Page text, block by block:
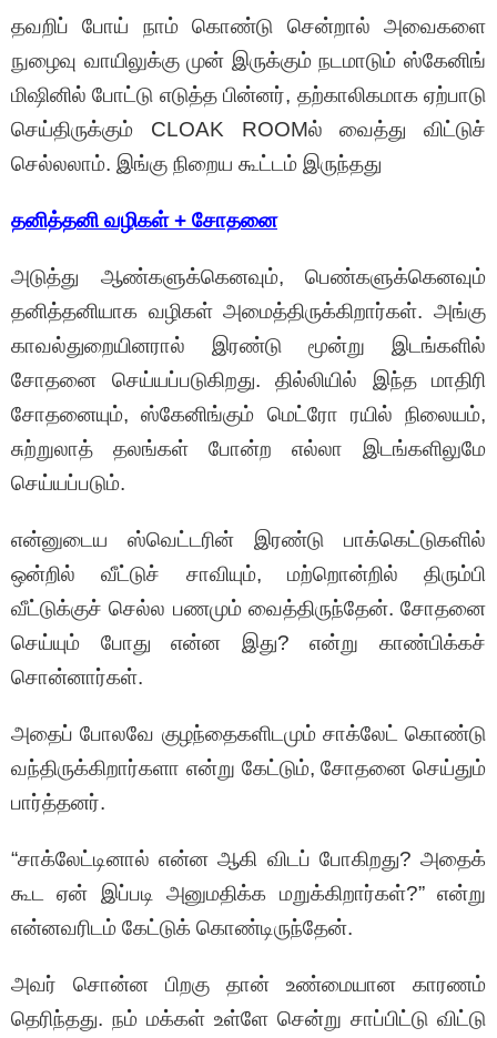
தவறிப் போய் நாம் கொண்டு சென்றால் அவைகளை
நுழைவு வாயிலுக்கு முன் இருக்கும் நடமாடும் ஸ்கேனிங்
மிஷினில் போட்டு எடுத்த பின்னர், தற்காலிகமாக ஏற்பாடு
செய்திருக்கும் CLOAK ROOMல் வைத்து விட்டுச்
செல்லலாம். இங்கு நிறைய கூட்டம் இருந்தது
தனித்தனி வழிகள் + சோதனை
அடுத்து ஆண்களுக்கெனவும், பெண்களுக்கெனவும்
தனித்தனியாக வழிகள் அமைத்திருக்கிறார்கள். அங்கு
காவல்துறையினரால் இரண்டு மூன்று இடங்களில்
சோதனை செய்யப்படுகிறது. தில்லியில் இந்த மாதிரி
சோதனையும், ஸ்கேனிங்கும் மெட்ரோ ரயில் நிலையம்,
சுற்றுலாத் தலங்கள் போன்ற எல்லா இடங்களிலுமே
செய்யப்படும்.
என்னுடைய ஸ்வெட்டரின் இரண்டு பாக்கெட்டுகளில்
ஒன்றில் வீட்டுச் சாவியும், மற்றொன்றில் திரும்பி
வீட்டுக்குச் செல்ல பணமும் வைத்திருந்தேன். சோதனை
செய்யும் போது என்ன இது? என்று காண்பிக்கச்
சொன்னார்கள்.
அதைப் போலவே குழந்தைகளிடமும் சாக்லேட் கொண்டு
வந்திருக்கிறார்களா என்று கேட்டும், சோதனை செய்தும்
பார்த்தனர்.
“சாக்லேட்டினால் என்ன ஆகி விடப் போகிறது? அதைக்
கூட ஏன் இப்படி அனுமதிக்க மறுக்கிறார்கள்?” என்று
என்னவரிடம் கேட்டுக் கொண்டிருந்தேன்.
அவர் சொன்ன பிறகு தான் உண்மையான காரணம்
தெரிந்தது. நம் மக்கள் உள்ளே சென்று சாப்பிட்டு விட்டு